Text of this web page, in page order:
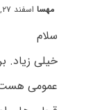
مهسااسفند ۲۷, ۱۳۹۶ at ۰:۲۶ ق٫ظ
سلام
خیلی زیاد.
عمومی هست